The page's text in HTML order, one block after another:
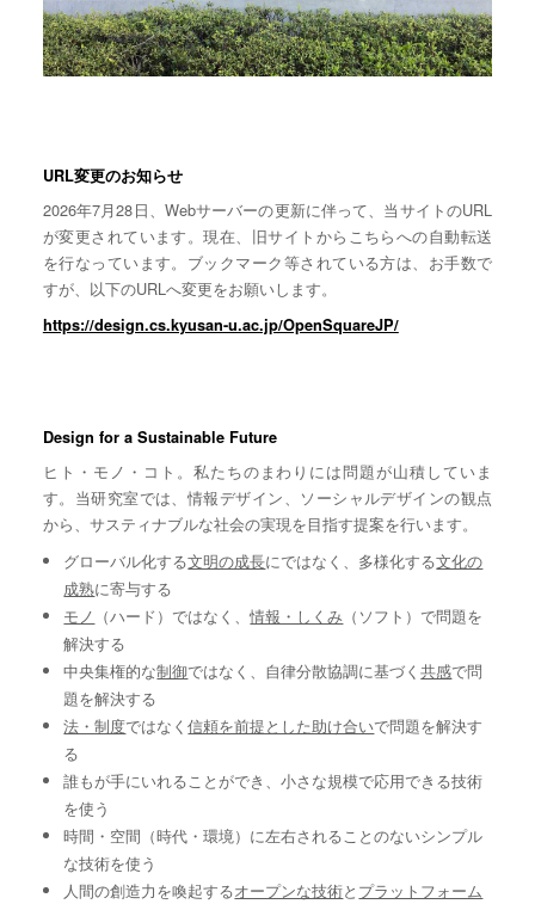
URL変更のお知らせ
2026年7月28日、Webサーバーの更新に伴って、当サイトのURL
が変更されています。現在、旧サイトからこちらへの自動転送
を行なっています。ブックマーク等されている方は、お手数で
すが、以下のURLへ変更をお願いします。
https://design.cs.kyusan-u.ac.jp/OpenSquareJP/
Design for a Sustainable Future
ヒト・モノ・コト。私たちのまわりには問題が山積していま
す。当研究室では、情報デザイン、ソーシャルデザインの観点
から、サスティナブルな社会の実現を目指す提案を行います。
グローバル化する文明の成長にではなく、多様化する文化の
成熟に寄与する
モノ （ハード）ではなく、情報・しくみ （ソフト）で問題を
解決する
中央集権的な制御ではなく、自律分散協調に基づく共感で問
題を解決する
法・制度ではなく信頼を前提とした助け合いで問題を解決す
る
誰もが手にいれることができ、小さな規模で応用できる技術
を使う
時間・空間（時代・環境）に左右されることのないシンプル
な技術を使う
人間の創造力を喚起するオープンな技術と プラットフォーム